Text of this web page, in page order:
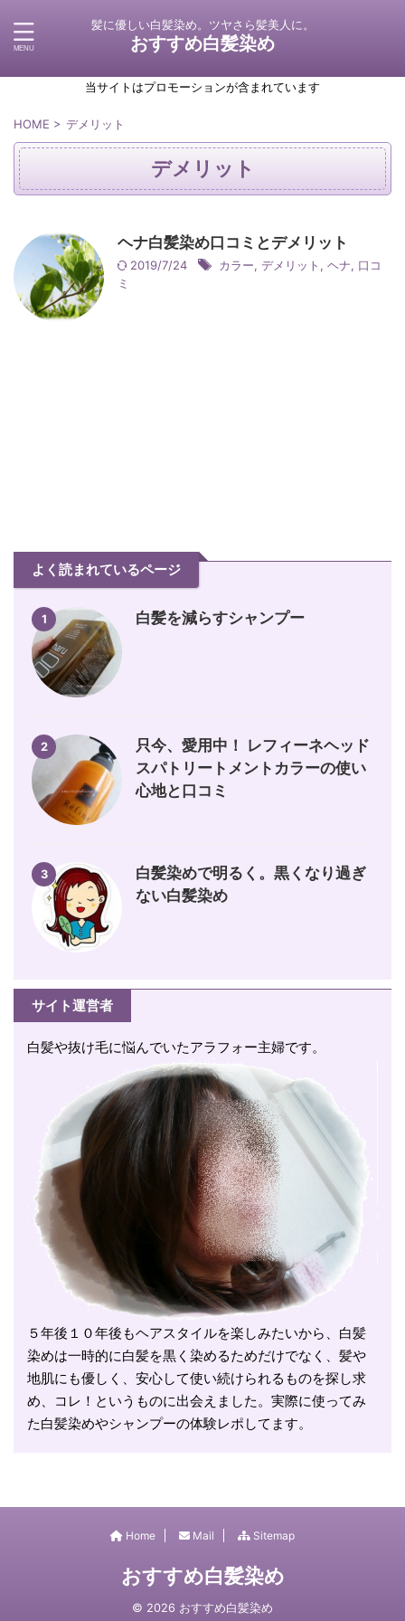
髪に優しい白髪染め。ツヤさら髪美人に。
おすすめ白髪染め
当サイトはプロモーションが含まれています
HOME > デメリット
デメリット
ヘナ白髪染め口コミとデメリット
2019/7/24 カラー, デメリット , ヘナ, 口コ
ミ
よく読まれているページ
1 白髪を減らすシャンプー
2
只今、愛用中！ レフィーネヘッド
スパトリートメントカラーの使い
心地と口コミ
3
白髪染めで明るく。黒くなり過ぎ
ない白髪染め
サイト運営者
白髪や抜け毛に悩んでいたアラフォー主婦です。
５年後１０年後もヘアスタイルを楽しみたいから、白髪
染めは一時的に白髪を黒く染めるためだけでなく、髪や
地肌にも優しく、安心して使い続けられるものを探し求
め、コレ！というものに出会えました。実際に使ってみ
た白髪染めやシャンプーの体験レポしてます。
Home Mail Sitemap
おすすめ白髪染め
© 2026 おすすめ白髪染め